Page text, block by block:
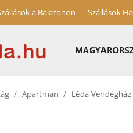
a Balatonon Szállások
Apartman Léda